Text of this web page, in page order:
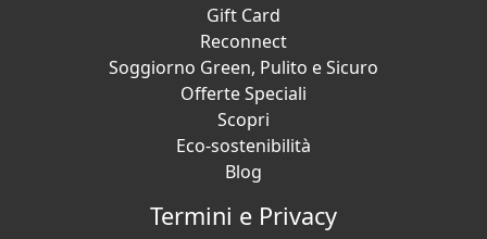
Gift Card
Reconnect
Soggiorno Green, Pulito e Sicuro
Offerte Speciali
Scopri
Eco-sostenibilità
Blog
Termini e Privacy